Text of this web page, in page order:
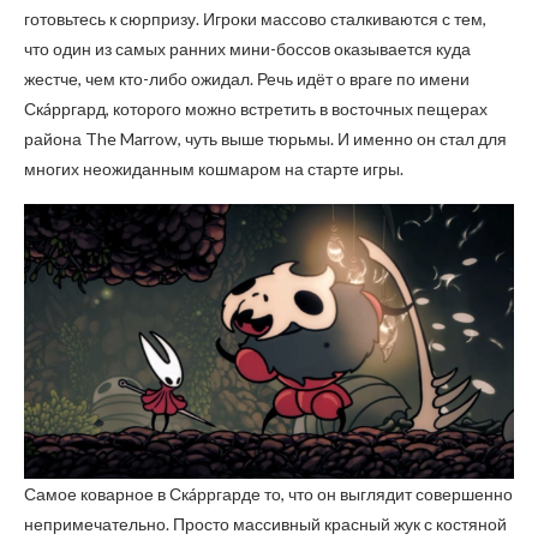
готовьтесь к сюрпризу. Игроки массово сталкиваются с тем,
что один из самых ранних мини-боссов оказывается куда
жестче, чем кто-либо ожидал. Речь идёт о враге по имени
Скáрргард, которого можно встретить в восточных пещерах
района The Marrow, чуть выше тюрьмы. И именно он стал для
многих неожиданным кошмаром на старте игры.
Самое коварное в Скáрргарде то, что он выглядит совершенно
непримечательно. Просто массивный красный жук с костяной